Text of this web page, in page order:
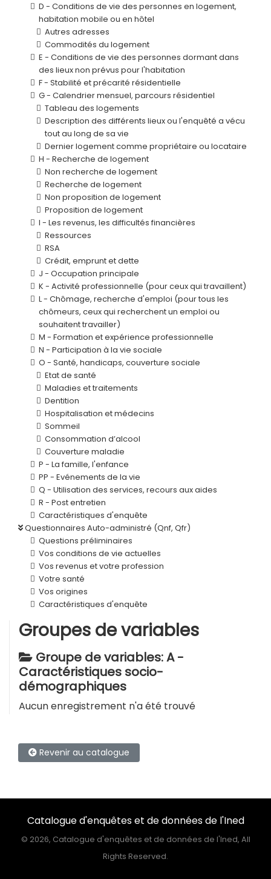
D - Conditions de vie des personnes en logement,
habitation mobile ou en hôtel
Autres adresses
Commodités du logement
E - Conditions de vie des personnes dormant dans
des lieux non prévus pour l'habitation
F - Stabilité et précarité résidentielle
G - Calendrier mensuel, parcours résidentiel
Tableau des logements
Description des différents lieux ou l'enquêté a vécu
tout au long de sa vie
Dernier logement comme propriétaire ou locataire
H - Recherche de logement
Non recherche de logement
Recherche de logement
Non proposition de logement
Proposition de logement
I - Les revenus, les difficultés financières
Ressources
RSA
Crédit, emprunt et dette
J - Occupation principale
K - Activité professionnelle (pour ceux qui travaillent)
L - Chômage, recherche d'emploi (pour tous les
chômeurs, ceux qui recherchent un emploi ou
souhaitent travailler)
M - Formation et expérience professionnelle
N - Participation à la vie sociale
O - Santé, handicaps, couverture sociale
Etat de santé
Maladies et traitements
Dentition
Hospitalisation et médecins
Sommeil
Consommation d’alcool
Couverture maladie
P - La famille, l'enfance
PP - Evénements de la vie
Q - Utilisation des services, recours aux aides
R - Post entretien
Caractéristiques d'enquête
Questionnaires Auto-administré (Qnf, Qfr)
Questions préliminaires
Vos conditions de vie actuelles
Vos revenus et votre profession
Votre santé
Vos origines
Caractéristiques d'enquête
Groupes de variables
Groupe de variables: A -
Caractéristiques socio-
démographiques
Aucun enregistrement n'a été trouvé
Revenir au catalogue
Catalogue d'enquêtes et de données de l'Ined
© 2026, Catalogue d'enquêtes et de données de l'Ined, All
Rights Reserved.